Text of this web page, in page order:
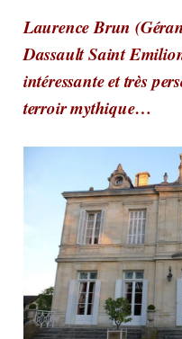
Laurence Brun
Dassault Saint
intéressante et très
terroir mythique…